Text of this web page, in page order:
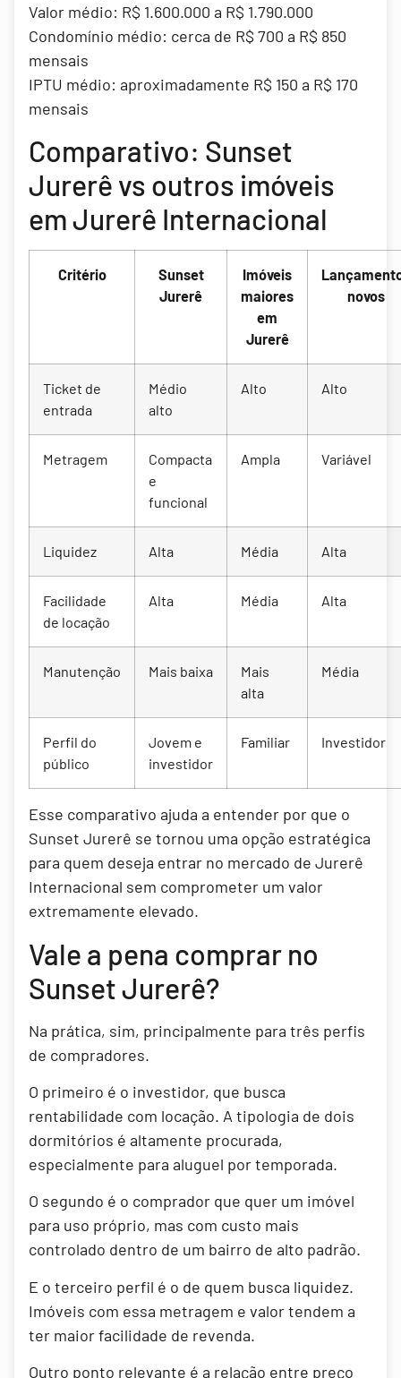
Valor médio: R$ 1.600.000 a R$ 1.790.000
Condomínio médio: cerca de R$ 700 a R$ 850
mensais
IPTU médio: aproximadamente R$ 150 a R$ 170
mensais
Comparativo: Sunset
Jurerê vs outros imóveis
em Jurerê Internacional
Critério
Sunset
Jurerê
Imóveis
maiores
em
Jurerê
novos
Ticket de
entrada
Médio
alto
Alto Alto
Metragem
Compacta
e
funcional
Ampla Variável
Liquidez Alta Média Alta
Facilidade
de locação
Alta Média Alta
Manutenção Mais baixa
Mais
alta
Média
Perfil do
público
Jovem e
investidor
Familiar Investidor
Esse comparativo ajuda a entender por que o
Sunset Jurerê se tornou uma opção estratégica
para quem deseja entrar no mercado de Jurerê
Internacional sem comprometer um valor
extremamente elevado.
Vale a pena comprar no
Sunset Jurerê?
Na prática, sim, principalmente para três perfis
de compradores.
O primeiro é o investidor, que busca
rentabilidade com locação. A tipologia de dois
dormitórios é altamente procurada,
especialmente para aluguel por temporada.
O segundo é o comprador que quer um imóvel
para uso próprio, mas com custo mais
controlado dentro de um bairro de alto padrão.
E o terceiro perfil é o de quem busca liquidez.
Imóveis com essa metragem e valor tendem a
ter maior facilidade de revenda.
Outro ponto relevante é a relação entre preço